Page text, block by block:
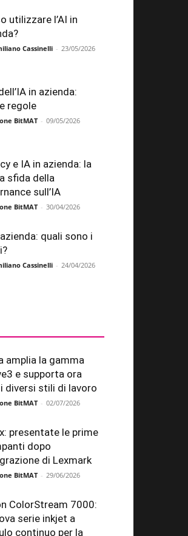
utilizzare l’AI in
Cassinelli - 23/05/2026
in azienda:
regole
BitMAT - 09/05/2026
e IA in azienda: la
sfida della
sull’IA
BitMAT - 30/04/2026
quali sono i
Cassinelli - 24/04/2026
amplia la gamma
e supporta ora
diversi stili di lavoro
BitMAT - 02/07/2026
presentate le prime
dopo
di Lexmark
BitMAT - 29/06/2026
ColorStream 7000:
serie inkjet a
continuo per la